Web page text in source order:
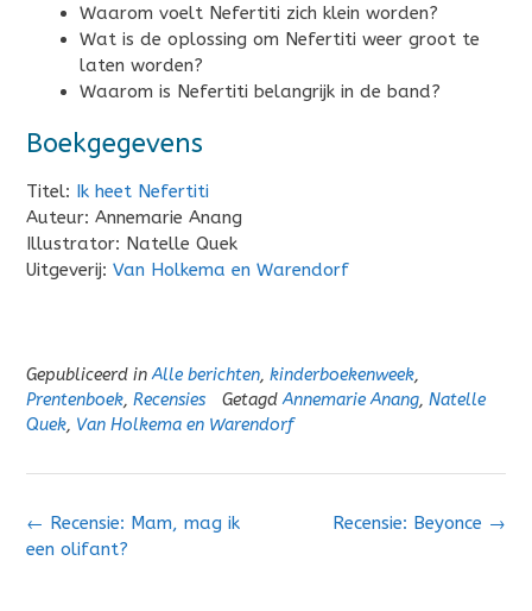
Waarom voelt Nefertiti zich klein worden?
Wat is de oplossing om Nefertiti weer groot te
laten worden?
Waarom is Nefertiti belangrijk in de band?
Boekgegevens
Titel: Ik heet Nefertiti
Auteur: Annemarie Anang
Illustrator: Natelle Quek
Uitgeverij: Van Holkema en Warendorf
Gepubliceerd inAlle berichten, kinderboekenweek,
Prentenboek, Recensies GetagdAnnemarie Anang, Natelle
Quek, Van Holkema en Warendorf
Bericht
navigatie
Recensie: Beyonce →
← Recensie: Mam, mag ik
een olifant?